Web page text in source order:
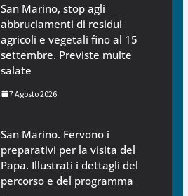
San Marino, stop agli
abbruciamenti di residui
agricoli e vegetali fino al 15
settembre. Previste multe
salate
7 Agosto 2026
San Marino. Fervono i
preparativi per la visita del
Papa. Illustrati i dettagli del
percorso e del programma